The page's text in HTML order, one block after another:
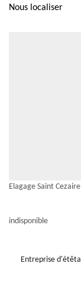
Nous localiser
Elagage Saint
indisponible
Entreprise